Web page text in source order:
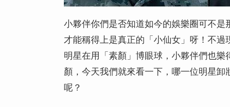
小夥伴你們是否知道如今的娛樂圈可不
才能稱得上是真正的「小仙女」呀！不
明星在用「素顏」博眼球，小夥伴們也
顏，今天我們就來看一下，哪一位明星
呢？